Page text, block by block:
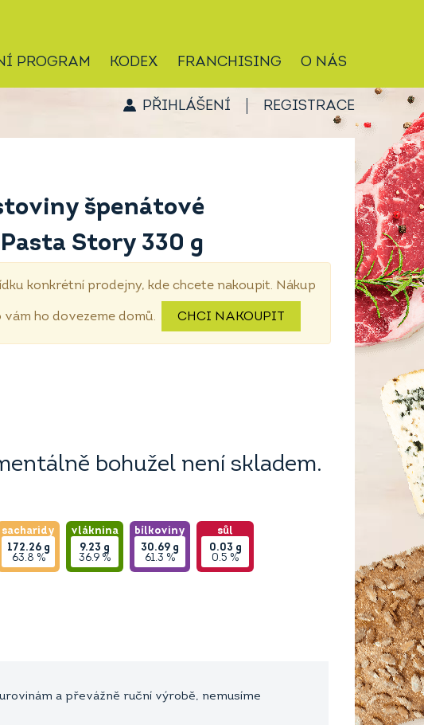
PROGRAM KODEX FRANCHISING O NÁS
PŘIHLÁŠENÍ REGISTRACE
špenátové
Story 330 g
konkrétní prodejny, kde chcete nakoupit. Nákup
ho dovezeme domů. CHCI NAKOUPIT
bohužel není skladem.
sacharidy
172.26 g
63.8 %
vláknina
9.23 g
36.9 %
bílkoviny
30.69 g
61.3 %
sůl
0.03 g
0.5 %
a převážně ruční výrobě, nemusíme